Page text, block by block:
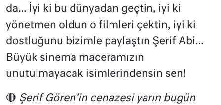
da… İyi ki bu dünyadan geçtin, iyi ki
yönetmen oldun o filmleri çektin, iyi ki
dostluğunu bizimle paylaştın Şerif Abi…
Büyük sinema maceramızın
unutulmayacak isimlerindensin sen!
🔴 Şerif Gören’in cenazesi yarın bugün